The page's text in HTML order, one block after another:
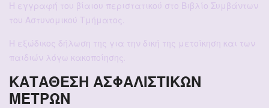
Η εγγραφή του βίαιου περιστατικού στο Βιβλίο Συμβάντων
του Αστυνομικού Τμήματος.
Η εξώδικος δήλωση της για την δική της μετοίκηση και των
παιδιών λόγω κακοποίησης.
ΚΑΤΑΘΕΣΗ ΑΣΦΑΛΙΣΤΙΚΩΝ
ΜΕΤΡΩΝ